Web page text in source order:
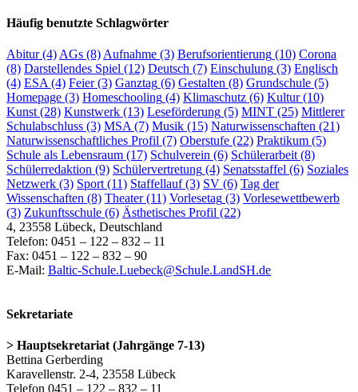
Häufig benutzte Schlagwörter
Abitur(4) AGs (8) Aufnahme (3) Berufsorientierung (10) Corona
(8) Darstellendes Spiel (12) Deutsch (7) Einschulung (3) Englisch
(4) ESA (4) Feier(3) Ganztag (6) Gestalten (8) Grundschule (5)
Homepage (3) Homeschooling (4) Klimaschutz (6) Kultur(10)
Kunst (28) Kunstwerk (13) Leseförderung (5) MINT (25) Mittlerer
Schulabschluss (3) MSA (7) Musik (15) Naturwissenschaften (21)
Naturwissenschaftliches Profil (7) Oberstufe (22) Praktikum (5)
Schule als Lebensraum (17) Schulverein (6) Schülerarbeit (8)
Schülerredaktion (9) Schülervertretung (4) Senatsstaffel (6) Soziales
Netzwerk (3) Sport (11) Staffellauf(3) SV (6) Tag der
Wissenschaften (8) Theater(11) Vorlesetag (3) Vorlesewettbewerb
(3) Zukunftsschule (6) Ästhetisches Profil (22)
4, 23558 Lübeck, Deutschland
Telefon: 0451 – 122 – 832 – 11
Fax: 0451 – 122 – 832 – 90
E-Mail: Baltic-Schule.Luebeck@Schule.LandSH.de
Sekretariate
> Hauptsekretariat (Jahrgänge 7-13)
Bettina Gerberding
Karavellenstr. 2-4, 23558 Lübeck
Telefon 0451 – 122 – 832 – 11